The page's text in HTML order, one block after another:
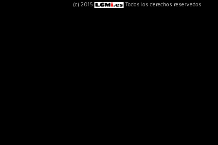
(c) 2015 Todos los derechos reservados